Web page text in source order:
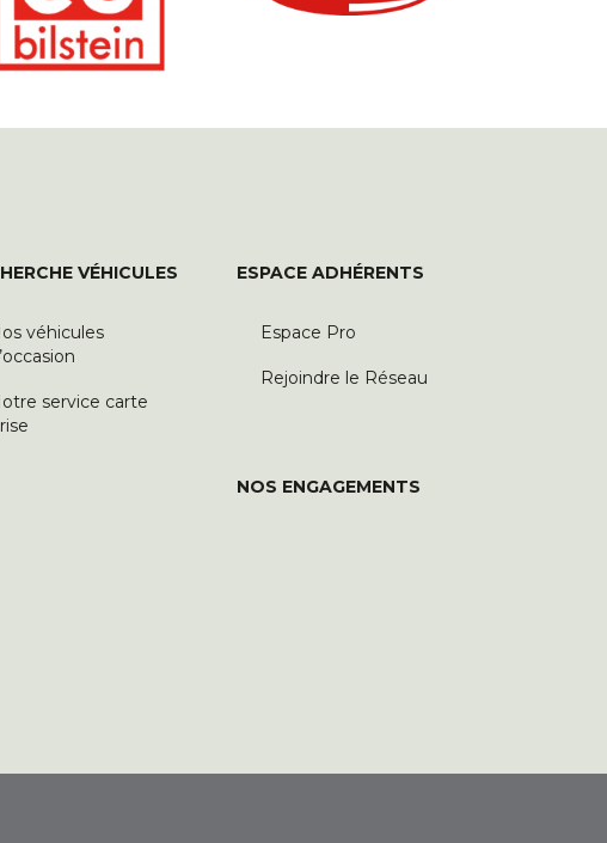
VÉHICULES
véhicules
service carte
ESPACE ADHÉRENTS
Espace Pro
Rejoindre le Réseau
NOS ENGAGEMENTS